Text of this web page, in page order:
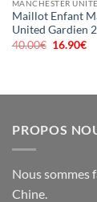
MANCHESTER
Maillot Enfant
United Gardien
40.00€ Le
16.90€Le
PROPOS
Nous sommes
Chine.